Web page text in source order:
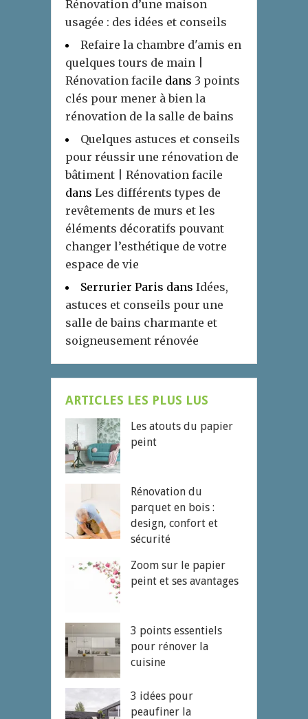
Rénovation d’une maison
usagée : des idées et conseils
Refaire la chambre d'amis en
quelques tours de main |
Rénovation facile dans 3 points
clés pour mener à bien la
rénovation de la salle de bains
Quelques astuces et conseils
pour réussir une rénovation de
bâtiment | Rénovation facile
dans Les différents types de
revêtements de murs et les
éléments décoratifs pouvant
changer l’esthétique de votre
espace de vie
Serrurier Paris dans Idées,
astuces et conseils pour une
salle de bains charmante et
soigneusement rénovée
ARTICLES LES PLUS LUS
Les atouts du papier
peint
Rénovation du
parquet en bois :
design, confort et
sécurité
Zoom sur le papier
peint et ses avantages
3 points essentiels
pour rénover la
cuisine
3 idées pour
peaufiner la